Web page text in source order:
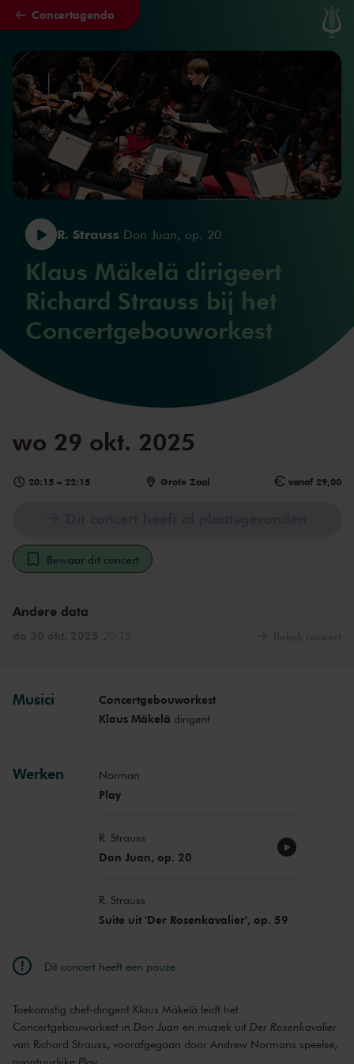
Naar hoofdcontent
Concertagenda
R. Strauss Don Juan, op. 20
Klaus Mäkelä dirigeert
Richard Strauss bij het
Concertgebouworkest
wo 29 okt. 2025
20:15 – 22:15 Grote Zaal vanaf 29,00
Bewaar dit concert
Andere data
Musici
Concertgebouworkest
Klaus Mäkelä dirigent
Werken Norman
Play
R. Strauss
Don Juan, op. 20
R. Strauss
Suite uit 'Der Rosenkavalier', op. 59
Dit concert heeft een pauze
Toekomstig chef-dirigent Klaus Mäkelä leidt het
Concertgebouworkest in Don Juan en muziek uit Der Rosenkavalier
van Richard Strauss, voorafgegaan door Andrew Normans speelse,